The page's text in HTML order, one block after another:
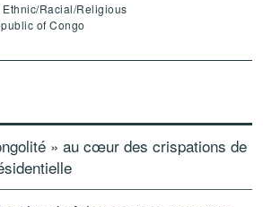
Racial/Religious
of Congo
» au cœur des crispations de